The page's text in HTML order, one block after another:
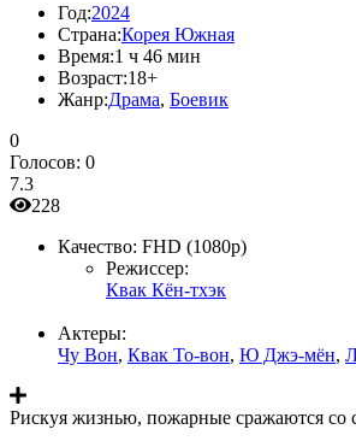
Год:2024
Страна:Корея Южная
Время:1 ч 46 мин
Возраст:18+
Жанр:Драма, Боевик
0
Голосов: 0
7.3
228
Качество: FHD (1080p)
Режиссер:
Квак Кён-тхэк
Актеры:
Чу Вон, Квак То-вон, Ю Джэ-мён,
Рискуя жизнью, пожарные сражаются